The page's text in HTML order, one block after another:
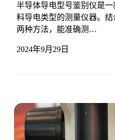
半导体导电型号鉴别仪是
料导电类型的测量仪器。
两种方法，能准确测…
2024年9月29日